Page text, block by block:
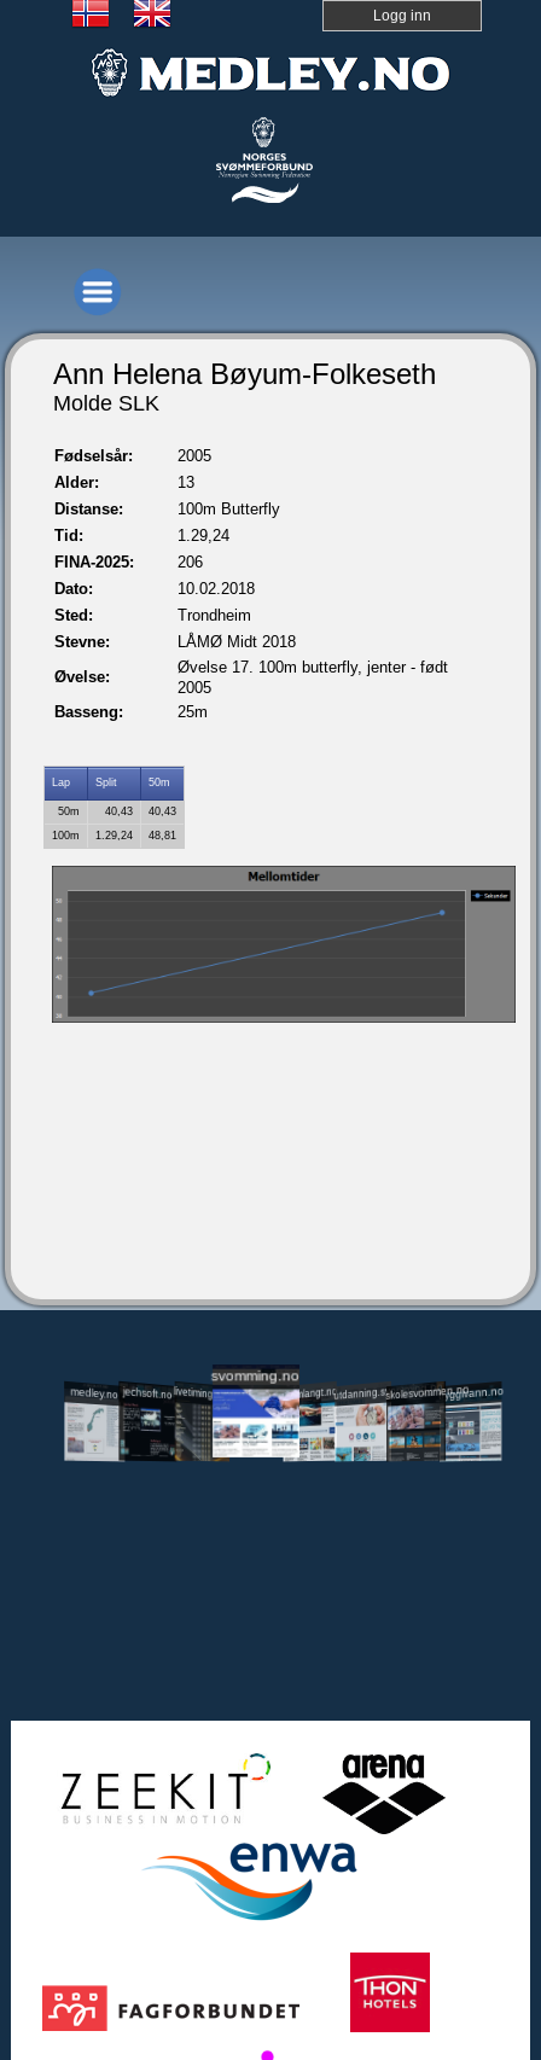
Logg inn
Ann Helena Bøyum-Folkeseth
Molde SLK
Fødselsår:
2005
Alder:
13
Distanse:
100m Butterfly
Tid:
1.29,24
FINA-2025:
206
Dato:
10.02.2018
Sted:
Trondheim
Stevne:
LÅMØ Midt 2018
Øvelse:
Øvelse 17. 100m butterfly, jenter - født
2005
Basseng:
25m
Lap Split 50m
50m 40,43
40,43
100m
1.29,24 48,81
medley.no jechsoft.nolivetiming.medley.no
svomming.no
svomlangt.noutdanning.svomming.no
skolesvommen.notryggivann.no